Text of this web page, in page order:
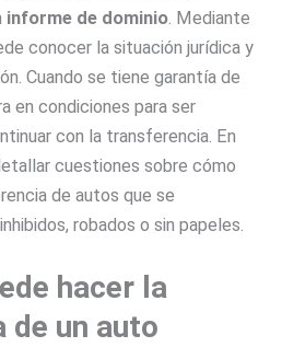
informe de dominio. Mediante
conocer la situación jurídica y
Cuando se tiene garantía de
en condiciones para ser
con la transferencia. En
cuestiones sobre cómo
de autos que se
robados o sin papeles.
hacer la
de un auto